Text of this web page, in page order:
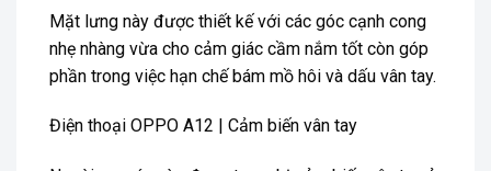
Mặt lưng này được thiết kế với các góc cạnh cong
nhẹ nhàng vừa cho cảm giác cầm nắm tốt còn góp
phần trong việc hạn chế bám mồ hôi và dấu vân tay.
Điện thoại OPPO A12 | Cảm biến vân tay